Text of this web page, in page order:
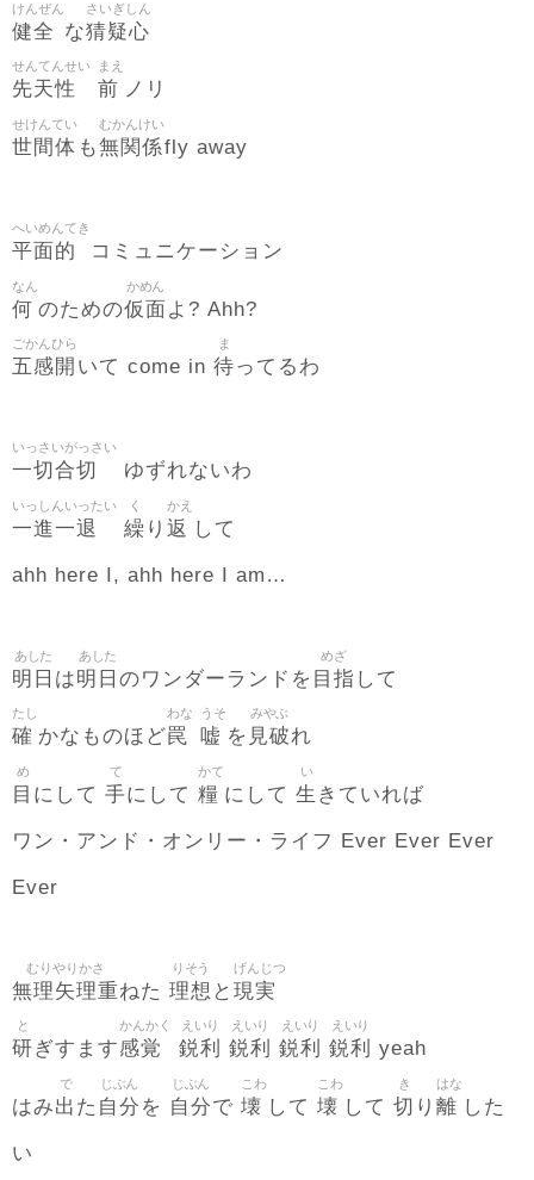
健全
けんぜん
な猜疑心
さいぎしん
先天性
せんてんせい
前
まえ
ノリ
世間体
せけんてい
も無関係
むかんけい
fly away
平面的
へいめんてき
コミュニケーション
何
なん
のための仮面
かめん
よ? Ahh?
五感開
ごかんひら
いて come in 待
ま
ってるわ
一切合切
いっさいがっさい
ゆずれないわ
一進一退
いっしんいったい
繰
く
り 返
かえ
して
ahh here I, ahh here I am…
明日
あした
は明日
あした
のワンダーランドを 目指
めざ
して
確
たし
かなものほど罠
わな
嘘
うそ
を 見破
みやぶ
れ
目
め
にして 手
て
にして 糧
かて
にして 生
い
きていれば
ワン・アンド・オンリー・ライフ Ever Ever Ever
Ever
無理矢理重
むりやりかさ
ねた 理想
りそう
と 現実
げんじつ
研
と
ぎすます感覚
かんかく
鋭利
えいり
鋭利
えいり
鋭利
えいり
鋭利
えいり
yeah
はみ出
で
た 自分
じぶん
を 自分
じぶん
で 壊
こわ
して 壊
こわ
して 切
き
り 離
はな
した
い